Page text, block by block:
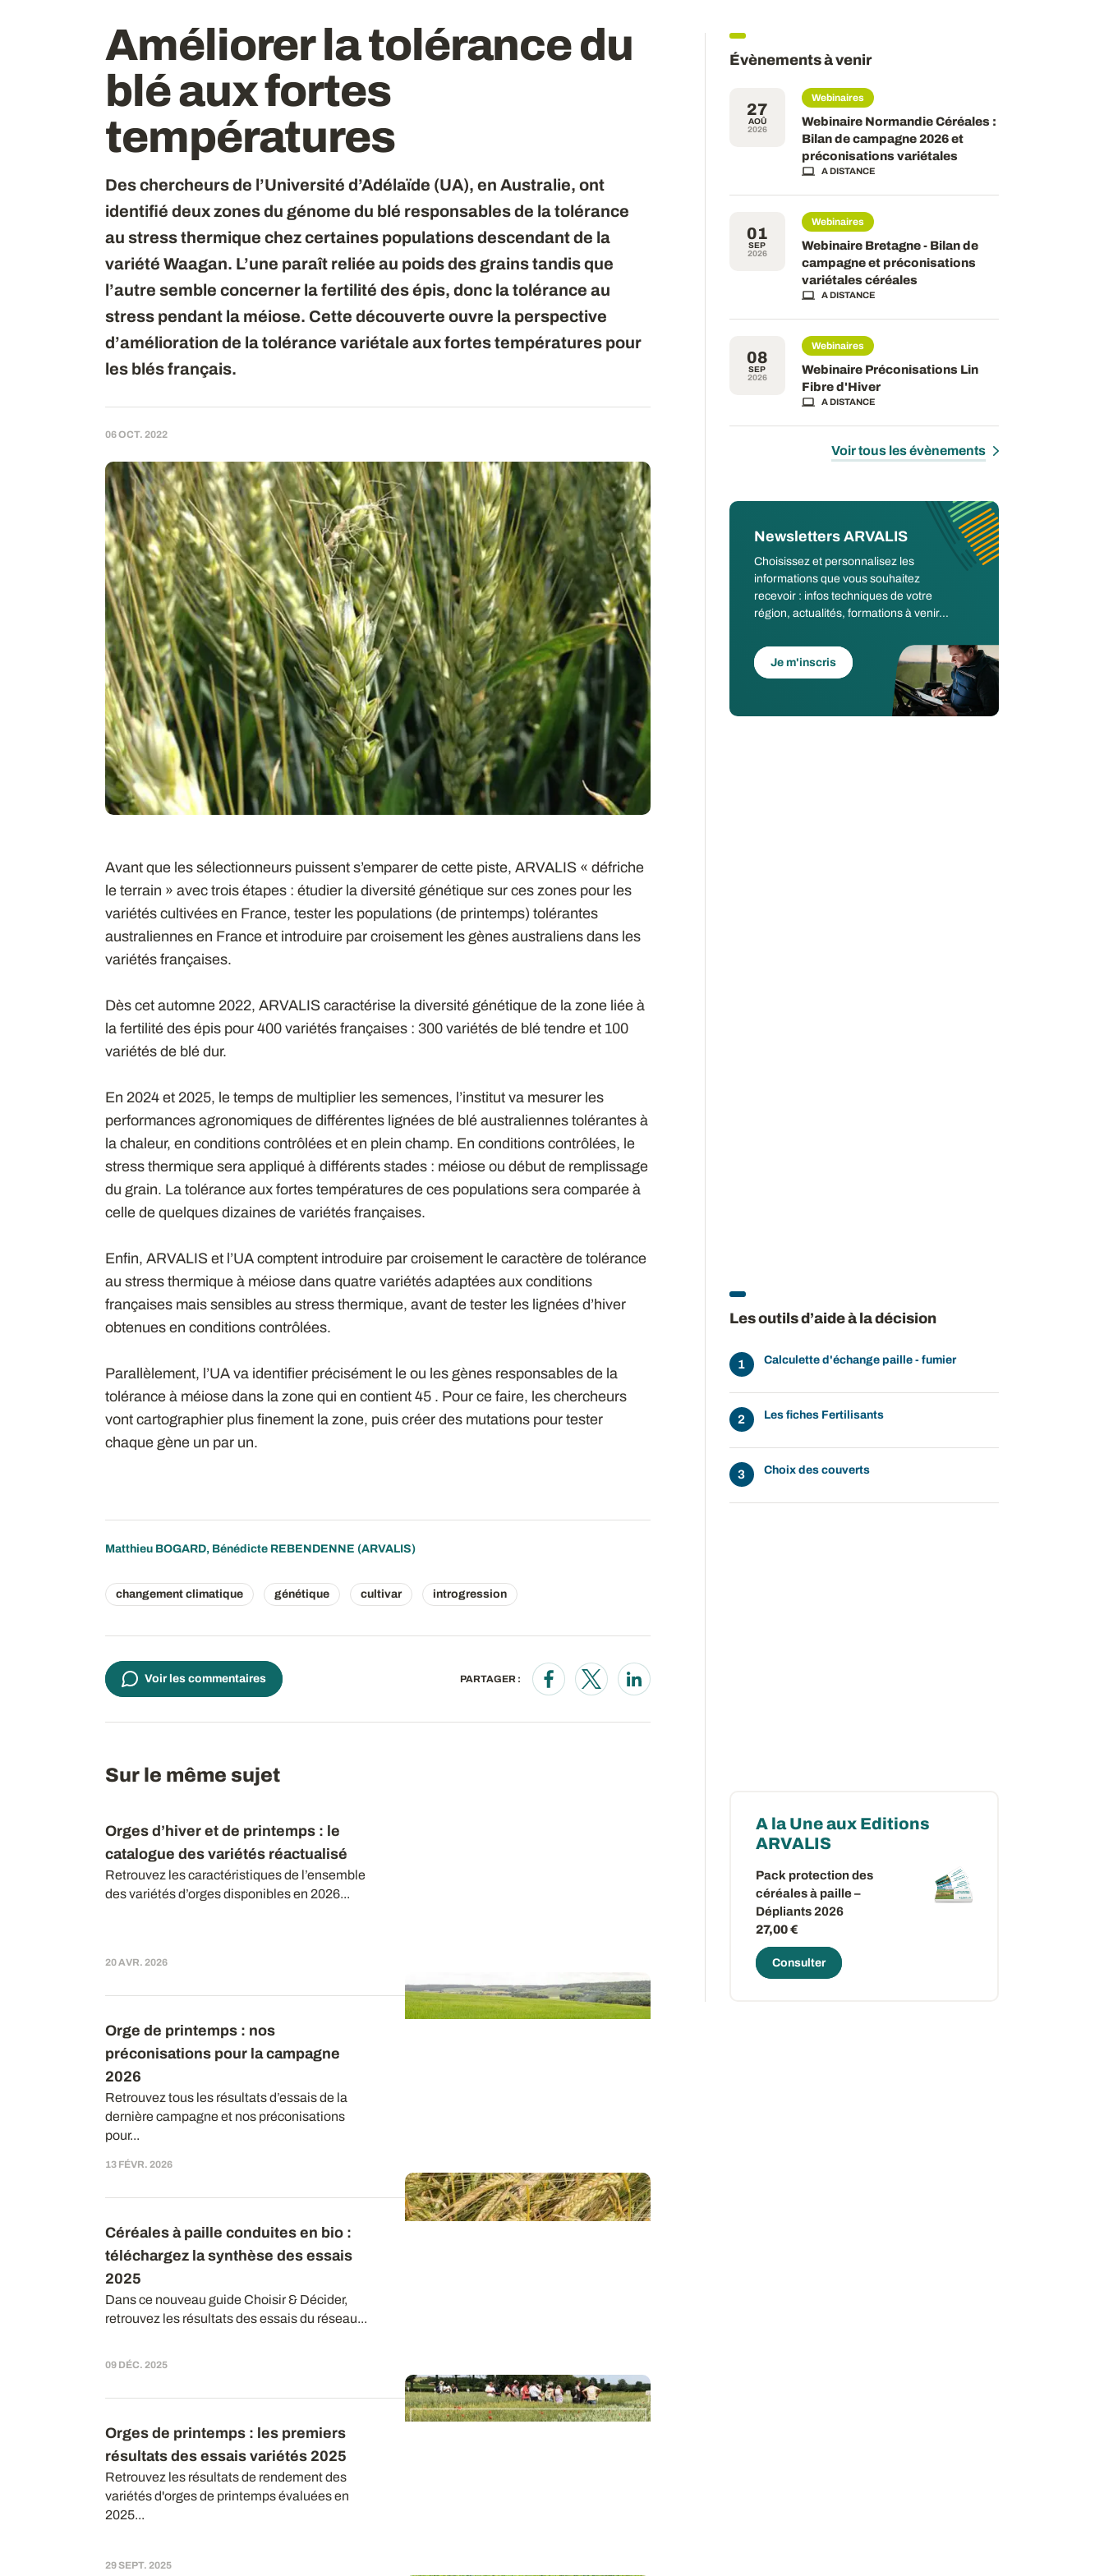
Améliorer la tolérance du
blé aux fortes
températures
Des chercheurs de l’Université d’Adélaïde (UA), en Australie, ont
identifié deux zones du génome du blé responsables de la tolérance
au stress thermique chez certaines populations descendant de la
variété Waagan. L’une paraît reliée au poids des grains tandis que
l’autre semble concerner la fertilité des épis, donc la tolérance au
stress pendant la méiose. Cette découverte ouvre la perspective
d’amélioration de la tolérance variétale aux fortes températures pour
les blés français.
06 OCT. 2022
Avant que les sélectionneurs puissent s’emparer de cette piste, ARVALIS « défriche
le terrain » avec trois étapes : étudier la diversité génétique sur ces zones pour les
variétés cultivées en France, tester les populations (de printemps) tolérantes
australiennes en France et introduire par croisement les gènes australiens dans les
variétés françaises.
Dès cet automne 2022, ARVALIS caractérise la diversité génétique de la zone liée à
la fertilité des épis pour 400 variétés françaises : 300 variétés de blé tendre et 100
variétés de blé dur.
En 2024 et 2025, le temps de multiplier les semences, l’institut va mesurer les
performances agronomiques de différentes lignées de blé australiennes tolérantes à
la chaleur, en conditions contrôlées et en plein champ. En conditions contrôlées, le
stress thermique sera appliqué à différents stades : méiose ou début de remplissage
du grain. La tolérance aux fortes températures de ces populations sera comparée à
celle de quelques dizaines de variétés françaises.
Enfin, ARVALIS et l’UA comptent introduire par croisement le caractère de tolérance
au stress thermique à méiose dans quatre variétés adaptées aux conditions
françaises mais sensibles au stress thermique, avant de tester les lignées d’hiver
obtenues en conditions contrôlées.
Parallèlement, l’UA va identifier précisément le ou les gènes responsables de la
tolérance à méiose dans la zone qui en contient 45 . Pour ce faire, les chercheurs
vont cartographier plus finement la zone, puis créer des mutations pour tester
chaque gène un par un.
Matthieu BOGARD, Bénédicte REBENDENNE (ARVALIS)
changement climatique génétique cultivar introgression
Voir les commentaires PARTAGER :
Opens in a new window
Opens in a new window
Opens in a new window
Sur le même sujet
Orges d’hiver et de printemps : le
catalogue des variétés réactualisé
Retrouvez les caractéristiques de l’ensemble
des variétés d’orges disponibles en 2026...
20 AVR. 2026
Orge de printemps : nos
préconisations pour la campagne
2026
Retrouvez tous les résultats d’essais de la
dernière campagne et nos préconisations
pour...
13 FÉVR. 2026
Céréales à paille conduites en bio :
téléchargez la synthèse des essais
2025
Dans ce nouveau guide Choisir & Décider,
retrouvez les résultats des essais du réseau...
09 DÉC. 2025
Orges de printemps : les premiers
résultats des essais variétés 2025
Retrouvez les résultats de rendement des
variétés d'orges de printemps évaluées en
2025...
29 SEPT. 2025
Évènements à venir
27
AOÛ
2026
Webinaires
Webinaire Normandie Céréales :
Bilan de campagne 2026 et
préconisations variétales
A DISTANCE
01
SEP
2026
Webinaires
Webinaire Bretagne - Bilan de
campagne et préconisations
variétales céréales
A DISTANCE
08
SEP
2026
Webinaires
Webinaire Préconisations Lin
Fibre d'Hiver
A DISTANCE
Voir tous les évènements
Newsletters ARVALIS
Choisissez et personnalisez les
informations que vous souhaitez
recevoir : infos techniques de votre
région, actualités, formations à venir...
Je m'inscris
Les outils d’aide à la décision
Calculette d'échange paille - fumier
Les fiches Fertilisants
Choix des couverts
A la Une aux Editions
ARVALIS
Pack protection des
céréales à paille –
Dépliants 2026
27,00 €
Consulter